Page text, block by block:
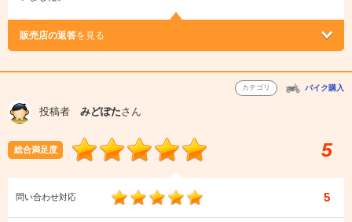
販売店の返答を見る
カテゴリ バイク購入
投稿者 みどぽたさん
総合満足度 5
問い合わせ対応 5